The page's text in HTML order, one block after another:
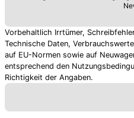
Vorbehaltlich Irrtümer,
Technische Daten,
auf EU-Normen sowie auf
entsprechend den
Richtigkeit der Angaben.